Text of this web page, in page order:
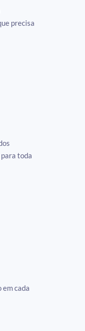
precisa
toda
em cada